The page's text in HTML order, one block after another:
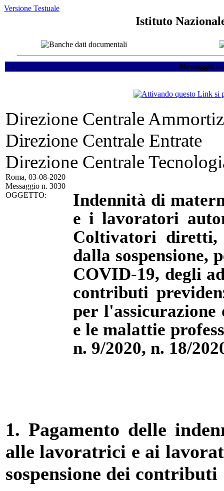
Versione Testuale
Istituto
Messaggio
Direzione Centrale
Direzione Centrale Entrate
Direzione Centrale
Roma, 03-08-2020
Messaggio n. 3030
OGGETTO:
Indennità di
e i lavoratori
Coltivatori diretti,
dalla sospensione,
COVID-19, degli
contributi
per
e le malattie
n. 9/2020, n. 18/
1. Pagamento delle
alle lavoratrici e ai
sospensione dei contributi